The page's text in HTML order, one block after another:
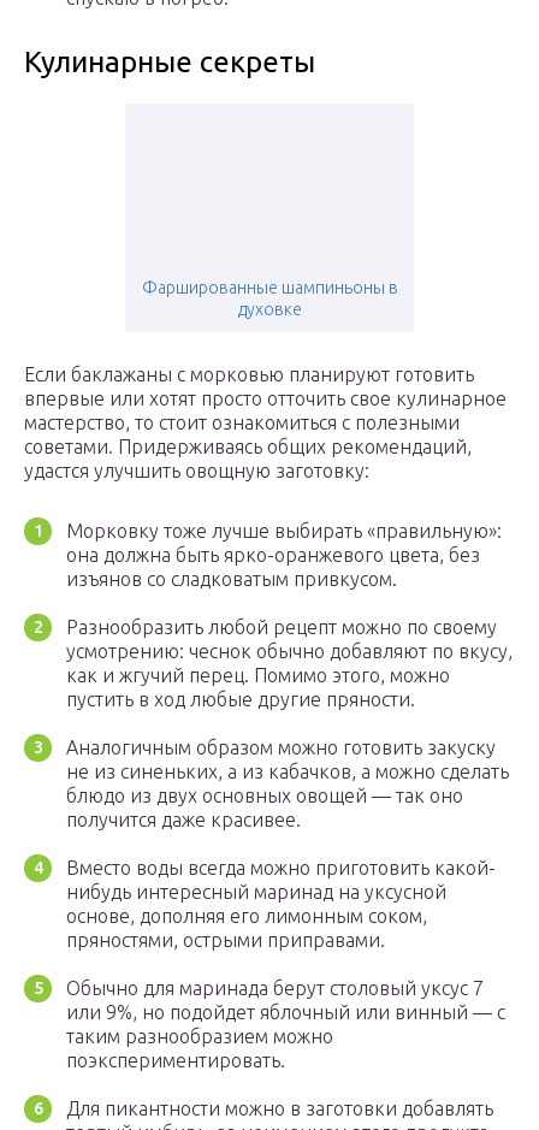
Кулинарные секреты
Фаршированные шампиньоны в
духовке
Если баклажаны с морковью планируют готовить
впервые или хотят просто отточить свое кулинарное
мастерство, то стоит ознакомиться с полезными
советами. Придерживаясь общих рекомендаций,
удастся улучшить овощную заготовку:
Морковку тоже лучше выбирать «правильную»:
она должна быть ярко-оранжевого цвета, без
изъянов со сладковатым привкусом.
Разнообразить любой рецепт можно по своему
усмотрению: чеснок обычно добавляют по вкусу,
как и жгучий перец. Помимо этого, можно
пустить в ход любые другие пряности.
Аналогичным образом можно готовить закуску
не из синеньких, а из кабачков, а можно сделать
блюдо из двух основных овощей — так оно
получится даже красивее.
Вместо воды всегда можно приготовить какой-
нибудь интересный маринад на уксусной
основе, дополняя его лимонным соком,
пряностями, острыми приправами.
Обычно для маринада берут столовый уксус 7
или 9%, но подойдет яблочный или винный — с
таким разнообразием можно
поэкспериментировать.
Для пикантности можно в заготовки добавлять